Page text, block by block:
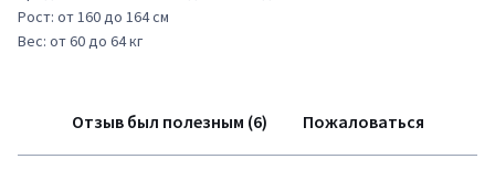
Рост: от 160 до 164 см
Вес: от 60 до 64 кг
Отзыв был полезным (6) Пожаловаться